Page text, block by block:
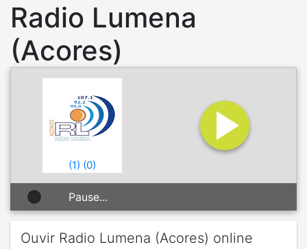
Radio Lumena
(Acores)
(1) (0)
Pause...
Ouvir Radio Lumena (Acores) online